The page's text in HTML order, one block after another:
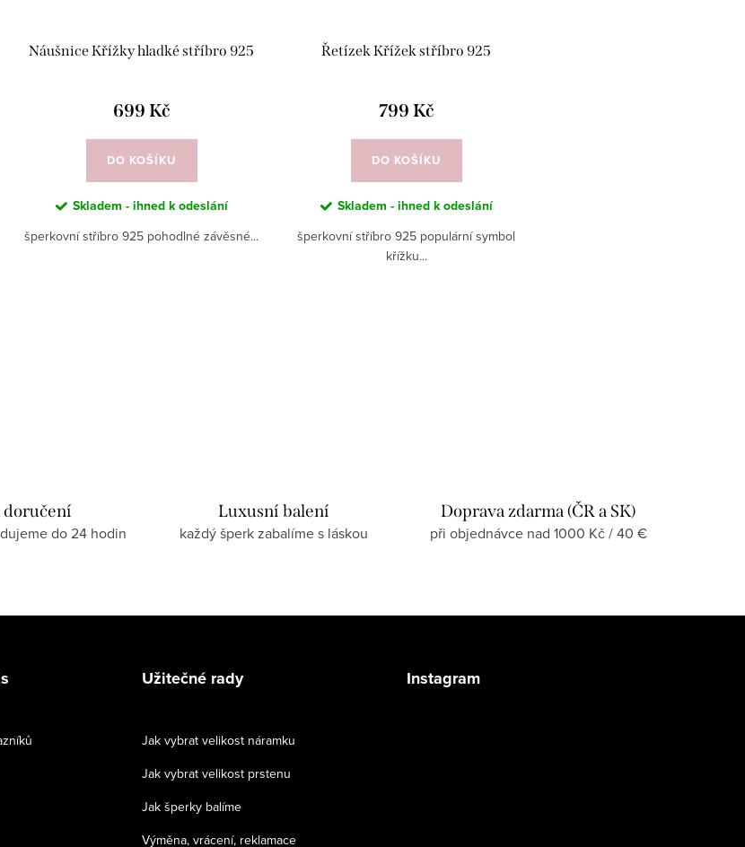
Náušnice Křížky hladké stříbro 925
699 Kč
DO KOŠÍKU
Skladem - ihned k odeslání
šperkovní stříbro 925 pohodlné závěsné...
Řetízek Křížek stříbro 925
799 Kč
DO KOŠÍKU
Skladem - ihned k odeslání
šperkovní stříbro 925 populární symbol
křížku...
doručení
do 24 hodin
Luxusní balení
každý šperk zabalíme s láskou
Doprava zdarma (ČR a SK)
při objednávce nad 1000 Kč / 40 €
Užitečné rady
Jak vybrat velikost náramku
Jak vybrat velikost prstenu
Jak šperky balíme
Výměna, vrácení, reklamace
Instagram